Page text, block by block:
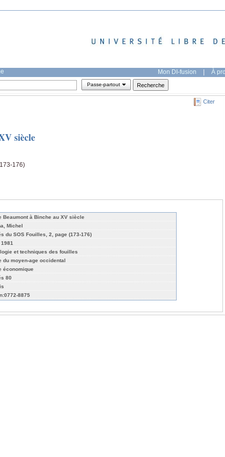
Mon DI-fusion | À
Passe-partout
Citer
siècle
176)
Beaumont à Binche au XV siècle
Michel
du SOS Fouilles, 2, page (173-176)
et techniques des fouilles
du moyen-age occidental
économique
80
8875